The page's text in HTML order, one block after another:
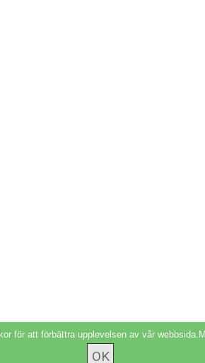
för att förbättra upplevelsen av vår